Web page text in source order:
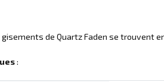
de Quartz Faden se trouvent
: